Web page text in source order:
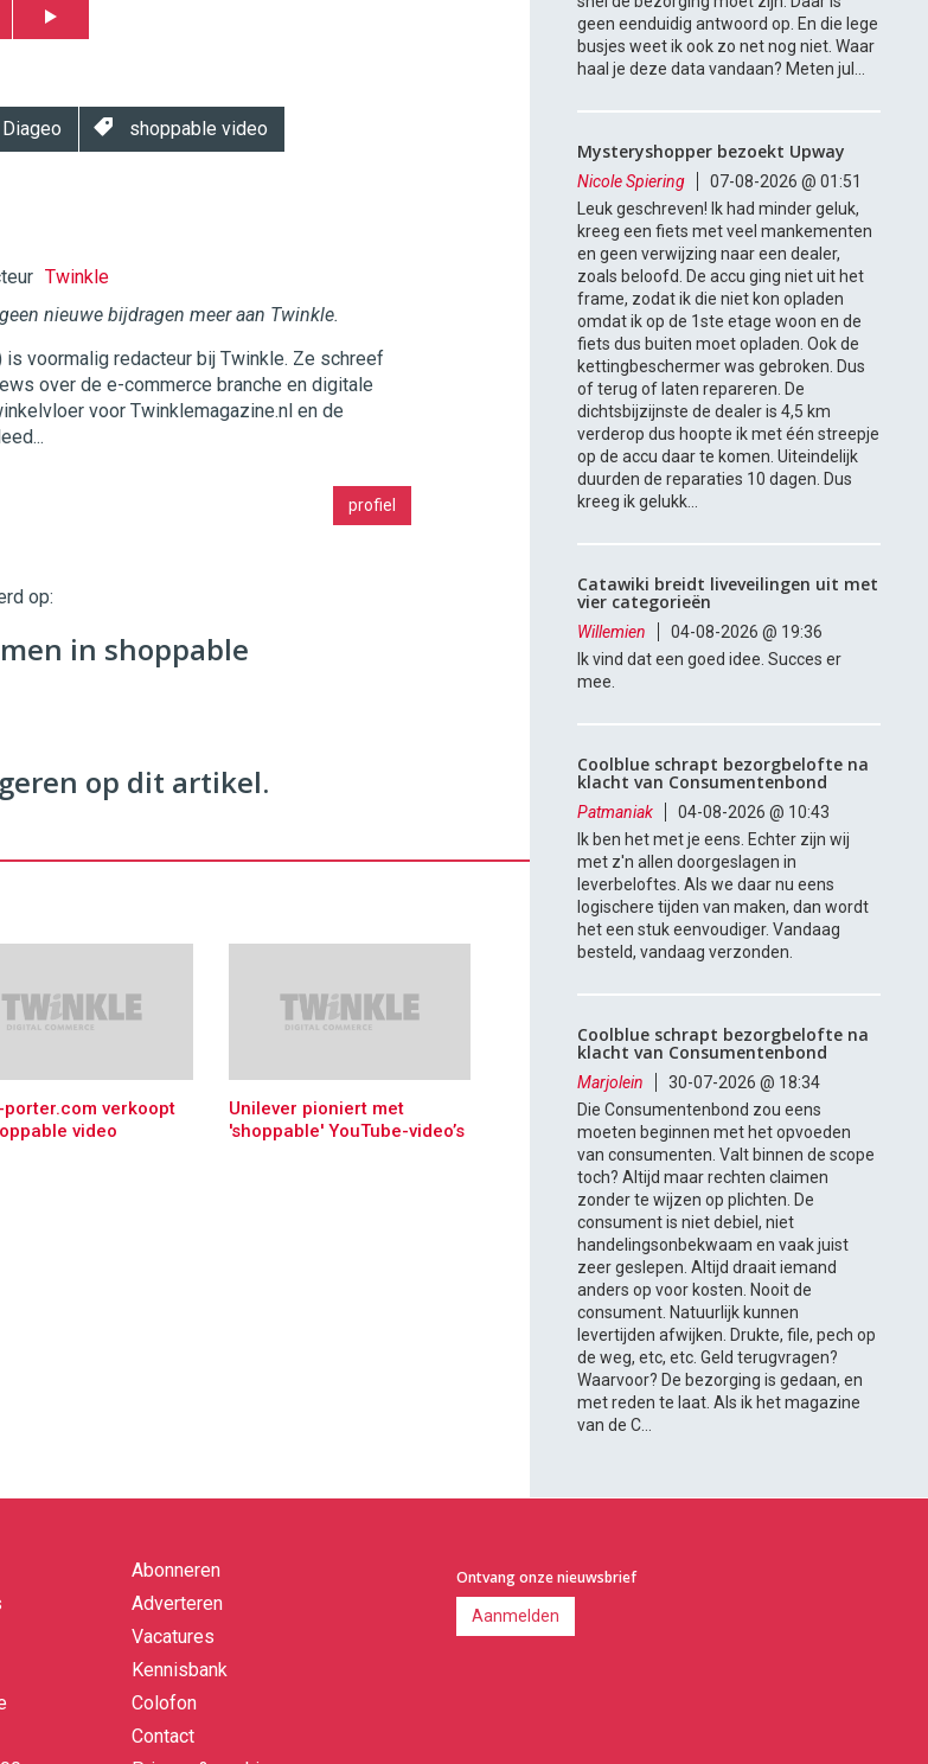
Diageo shoppable video
Twinkle
nieuwe bijdragen meer aan Twinkle.
is voormalig redacteur bij Twinkle. Ze schreef
over de e-commerce branche en digitale
voor Twinklemagazine.nl en de
profiel
op:
in shoppable
op dit artikel.
porter.com verkoopt
video
Unilever pioniert met
'shoppable' YouTube-video’s
geen eenduidig antwoord op. En die lege
busjes weet ik ook zo net nog niet. Waar
haal je deze data vandaan? Meten jul...
Mysteryshopper bezoekt Upway
Nicole Spiering
07-08-2026 @ 01:51
Leuk geschreven! Ik had minder geluk,
kreeg een fiets met veel mankementen
en geen verwijzing naar een dealer,
zoals beloofd. De accu ging niet uit het
frame, zodat ik die niet kon opladen
omdat ik op de 1ste etage woon en de
fiets dus buiten moet opladen. Ook de
kettingbeschermer was gebroken. Dus
of terug of laten repareren. De
dichtsbijzijnste de dealer is 4,5 km
verderop dus hoopte ik met één streepje
op de accu daar te komen. Uiteindelijk
duurden de reparaties 10 dagen. Dus
kreeg ik gelukk...
Catawiki breidt liveveilingen uit met
vier categorieën
Willemien
04-08-2026 @ 19:36
Ik vind dat een goed idee. Succes er
mee.
Coolblue schrapt bezorgbelofte na
klacht van Consumentenbond
Patmaniak
04-08-2026 @ 10:43
Ik ben het met je eens. Echter zijn wij
met z'n allen doorgeslagen in
leverbeloftes. Als we daar nu eens
logischere tijden van maken, dan wordt
het een stuk eenvoudiger. Vandaag
besteld, vandaag verzonden.
Coolblue schrapt bezorgbelofte na
klacht van Consumentenbond
Marjolein
30-07-2026 @ 18:34
Die Consumentenbond zou eens
moeten beginnen met het opvoeden
van consumenten. Valt binnen de scope
toch? Altijd maar rechten claimen
zonder te wijzen op plichten. De
consument is niet debiel, niet
handelingsonbekwaam en vaak juist
zeer geslepen. Altijd draait iemand
anders op voor kosten. Nooit de
consument. Natuurlijk kunnen
levertijden afwijken. Drukte, file, pech op
de weg, etc, etc. Geld terugvragen?
Waarvoor? De bezorging is gedaan, en
met reden te laat. Als ik het magazine
van de C...
Abonneren
Adverteren
Vacatures
Kennisbank
Colofon
Contact
Ontvang onze nieuwsbrief
Aanmelden